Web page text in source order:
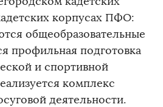
корпусах ПФО:
общеобразовательные
профильная подготовка
и спортивной
комплекс
деятельности.